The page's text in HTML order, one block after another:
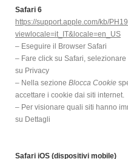
Safari 6
https://support.apple.com/kb/
viewlocale=it_IT&locale=en_US
– Eseguire il Browser Safari
– Fare click su Safari,
su Privacy
– Nella sezione Blocca Cookie
accettare i cookie dai siti internet.
– Per visionare quali siti hanno
su Dettagli
Safari iOS (dispositivi mobile)